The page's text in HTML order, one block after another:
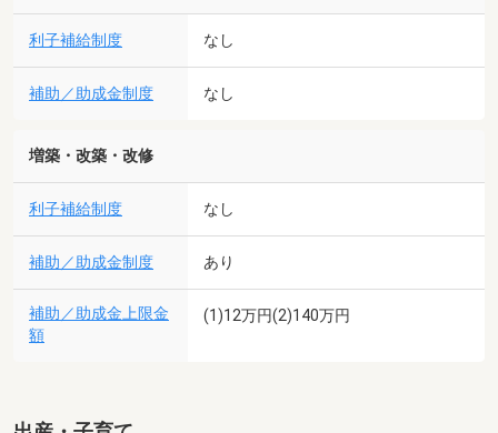
利子補給制度 なし
補助／助成金制度 なし
増築・改築・改修
利子補給制度 なし
補助／助成金制度 あり
補助／助成金上限金
額
(1)12万円(2)140万円